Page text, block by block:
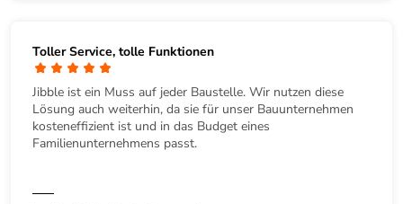
Toller Service, tolle Funktionen
Jibble ist ein Muss auf jeder Baustelle. Wir nutzen diese
Lösung auch weiterhin, da sie für unser Bauunternehmen
kosteneffizient ist und in das Budget eines
Familienunternehmens passt.